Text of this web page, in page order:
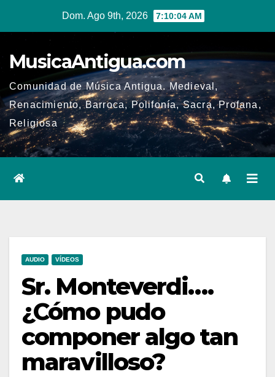
Dom. Ago 9th, 2026 7:10:05 AM
MusicaAntigua.com
Comunidad de Música Antigua. Medieval,
Renacimiento, Barroca, Polifonía, Sacra, Profana,
Religiosa
AUDIO VÍDEOS
Sr. Monteverdi….
¿Cómo pudo
componer algo tan
maravilloso?